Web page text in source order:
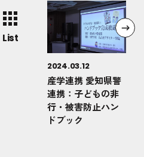
List
2024.03.12
産学連携 愛知県警
連携：子どもの非
行・被害防止ハン
ドブック